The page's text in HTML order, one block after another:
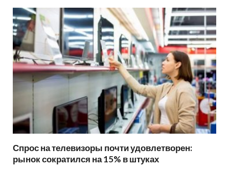
Спрос на телевизоры почти удовлетворен:
рынок сократился на 15% в штуках